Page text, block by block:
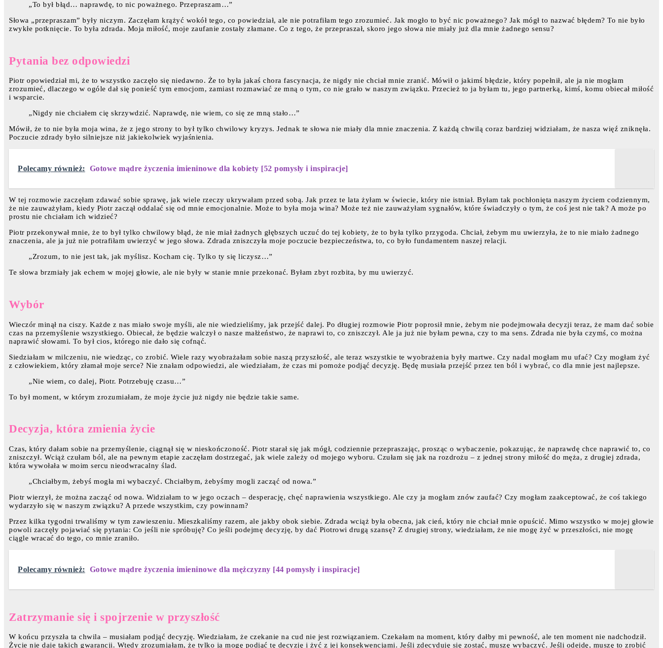
„To był błąd… naprawdę, to nic poważnego. Przepraszam…”
Słowa „przepraszam” były niczym. Zaczęłam krążyć wokół tego, co powiedział, ale nie potrafiłam tego zrozumieć. Jak mogło to być nic poważnego? Jak mógł to nazwać błędem? To nie było
zwykłe potknięcie. To była zdrada. Moja miłość, moje zaufanie zostały złamane. Co z tego, że przepraszał, skoro jego słowa nie miały już dla mnie żadnego sensu?
Pytania bez odpowiedzi
Piotr opowiedział mi, że to wszystko zaczęło się niedawno. Że to była jakaś chora fascynacja, że nigdy nie chciał mnie zranić. Mówił o jakimś błędzie, który popełnił, ale ja nie mogłam
zrozumieć, dlaczego w ogóle dał się ponieść tym emocjom, zamiast rozmawiać ze mną o tym, co nie grało w naszym związku. Przecież to ja byłam tu, jego partnerką, kimś, komu obiecał miłość
i wsparcie.
„Nigdy nie chciałem cię skrzywdzić. Naprawdę, nie wiem, co się ze mną stało…”
Mówił, że to nie była moja wina, że z jego strony to był tylko chwilowy kryzys. Jednak te słowa nie miały dla mnie znaczenia. Z każdą chwilą coraz bardziej widziałam, że nasza więź zniknęła.
Poczucie zdrady było silniejsze niż jakiekolwiek wyjaśnienia.
Polecamy również: Gotowe mądre życzenia imieninowe dla kobiety [52 pomysły i inspiracje]
W tej rozmowie zaczęłam zdawać sobie sprawę, jak wiele rzeczy ukrywałam przed sobą. Jak przez te lata żyłam w świecie, który nie istniał. Byłam tak pochłonięta naszym życiem codziennym,
że nie zauważyłam, kiedy Piotr zaczął oddalać się od mnie emocjonalnie. Może to była moja wina? Może też nie zauważyłam sygnałów, które świadczyły o tym, że coś jest nie tak? A może po
prostu nie chciałam ich widzieć?
Piotr przekonywał mnie, że to był tylko chwilowy błąd, że nie miał żadnych głębszych uczuć do tej kobiety, że to była tylko przygoda. Chciał, żebym mu uwierzyła, że to nie miało żadnego
znaczenia, ale ja już nie potrafiłam uwierzyć w jego słowa. Zdrada zniszczyła moje poczucie bezpieczeństwa, to, co było fundamentem naszej relacji.
„Zrozum, to nie jest tak, jak myślisz. Kocham cię. Tylko ty się liczysz…”
Te słowa brzmiały jak echem w mojej głowie, ale nie były w stanie mnie przekonać. Byłam zbyt rozbita, by mu uwierzyć.
Wybór
Wieczór minął na ciszy. Każde z nas miało swoje myśli, ale nie wiedzieliśmy, jak przejść dalej. Po długiej rozmowie Piotr poprosił mnie, żebym nie podejmowała decyzji teraz, że mam dać sobie
czas na przemyślenie wszystkiego. Obiecał, że będzie walczył o nasze małżeństwo, że naprawi to, co zniszczył. Ale ja już nie byłam pewna, czy to ma sens. Zdrada nie była czymś, co można
naprawić słowami. To był cios, którego nie dało się cofnąć.
Siedziałam w milczeniu, nie wiedząc, co zrobić. Wiele razy wyobrażałam sobie naszą przyszłość, ale teraz wszystkie te wyobrażenia były martwe. Czy nadal mogłam mu ufać? Czy mogłam żyć
z człowiekiem, który złamał moje serce? Nie znałam odpowiedzi, ale wiedziałam, że czas mi pomoże podjąć decyzję. Będę musiała przejść przez ten ból i wybrać, co dla mnie jest najlepsze.
„Nie wiem, co dalej, Piotr. Potrzebuję czasu…”
To był moment, w którym zrozumiałam, że moje życie już nigdy nie będzie takie same.
Decyzja, która zmienia życie
Czas, który dałam sobie na przemyślenie, ciągnął się w nieskończoność. Piotr starał się jak mógł, codziennie przepraszając, prosząc o wybaczenie, pokazując, że naprawdę chce naprawić to, co
zniszczył. Wciąż czułam ból, ale na pewnym etapie zaczęłam dostrzegać, jak wiele zależy od mojego wyboru. Czułam się jak na rozdrożu – z jednej strony miłość do męża, z drugiej zdrada,
która wywołała w moim sercu nieodwracalny ślad.
„Chciałbym, żebyś mogła mi wybaczyć. Chciałbym, żebyśmy mogli zacząć od nowa.”
Piotr wierzył, że można zacząć od nowa. Widziałam to w jego oczach – desperację, chęć naprawienia wszystkiego. Ale czy ja mogłam znów zaufać? Czy mogłam zaakceptować, że coś takiego
wydarzyło się w naszym związku? A przede wszystkim, czy powinnam?
Przez kilka tygodni trwaliśmy w tym zawieszeniu. Mieszkaliśmy razem, ale jakby obok siebie. Zdrada wciąż była obecna, jak cień, który nie chciał mnie opuścić. Mimo wszystko w mojej głowie
powoli zaczęły pojawiać się pytania: Co jeśli nie spróbuję? Co jeśli podejmę decyzję, by dać Piotrowi drugą szansę? Z drugiej strony, wiedziałam, że nie mogę żyć w przeszłości, nie mogę
ciągle wracać do tego, co mnie zraniło.
Polecamy również: Gotowe mądre życzenia imieninowe dla mężczyzny [44 pomysły i inspiracje]
Zatrzymanie się i spojrzenie w przyszłość
W końcu przyszła ta chwila – musiałam podjąć decyzję. Wiedziałam, że czekanie na cud nie jest rozwiązaniem. Czekałam na moment, który dałby mi pewność, ale ten moment nie nadchodził.
Życie nie daje takich gwarancji. Wtedy zrozumiałam, że tylko ja mogę podjąć tę decyzję i żyć z jej konsekwencjami. Jeśli zdecyduję się zostać, muszę wybaczyć. Jeśli odejdę, muszę to zrobić